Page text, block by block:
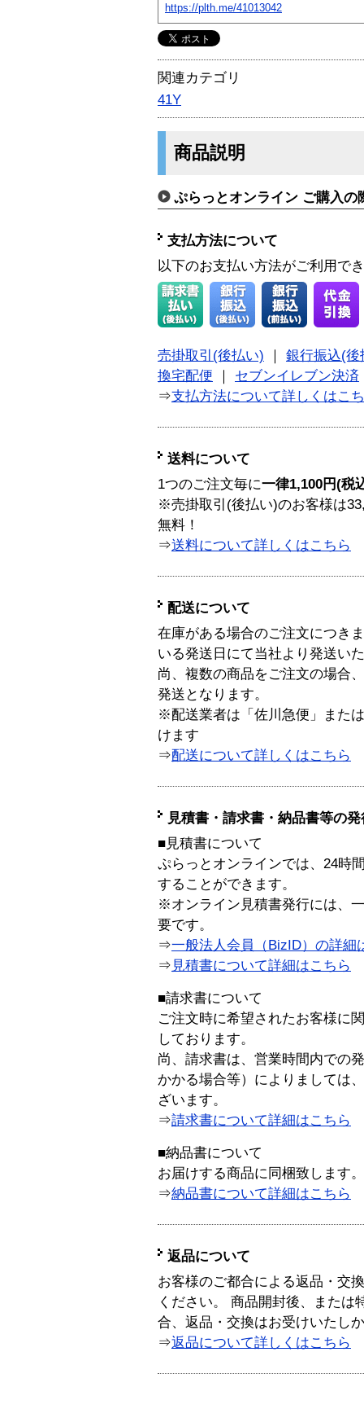
https://plth.me/41013042
関連カテゴリ
41Y
商品説明
ぷらっとオンライン ご購入の
支払方法について
以下のお支払い方法がご利用で
売掛取引(後払い)
銀行振込(後
換宅配便
セブンイレブン決済
⇒支払方法について詳しくはこ
送料について
1つのご注文毎に一律1,100円(税
※売掛取引(後払い)のお客様は
無料！
⇒送料について詳しくはこちら
配送について
在庫がある場合のご注文につき
いる発送日にて当社より発送い
尚、複数の商品をご注文の場合
発送となります。
※配送業者は「佐川急便」また
けます
⇒配送について詳しくはこちら
見積書・請求書・納品書等の
■見積書について
ぷらっとオンラインでは、24時
することができます。
※オンライン見積書発行には、
要です。
⇒一般法人会員（BizID）の詳細
⇒ 見積書について詳細はこちら
■請求書について
ご注文時に希望されたお客様に
しております。
尚、請求書は、営業時間内での
かかる場合等）によりましては
ざいます。
⇒請求書について詳細はこちら
■納品書について
お届けする商品に同梱致します。
⇒納品書について詳細はこちら
返品について
お客様のご都合による返品・交
ください。 商品開封後、または
合、返品・交換はお受けいたし
⇒返品について詳しくはこちら